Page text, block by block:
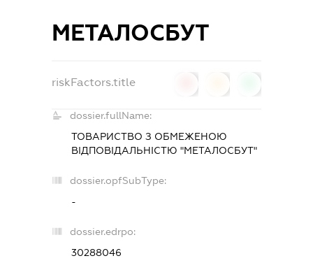
МЕТАЛОСБУТ
riskFactors.title
dossier.fullName:
ТОВАРИСТВО З ОБМЕЖЕНОЮ
ВІДПОВІДАЛЬНІСТЮ "МЕТАЛОСБУТ"
dossier.opfSubType:
-
dossier.edrpo:
30288046